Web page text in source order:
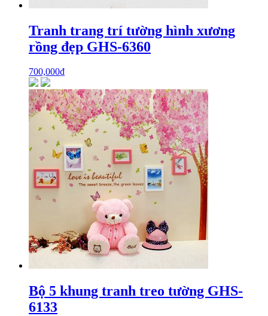
Tranh trang trí tường hình xương
rồng đẹp GHS-6360
700,000₫
Bộ 5 khung tranh treo tường GHS-
6133